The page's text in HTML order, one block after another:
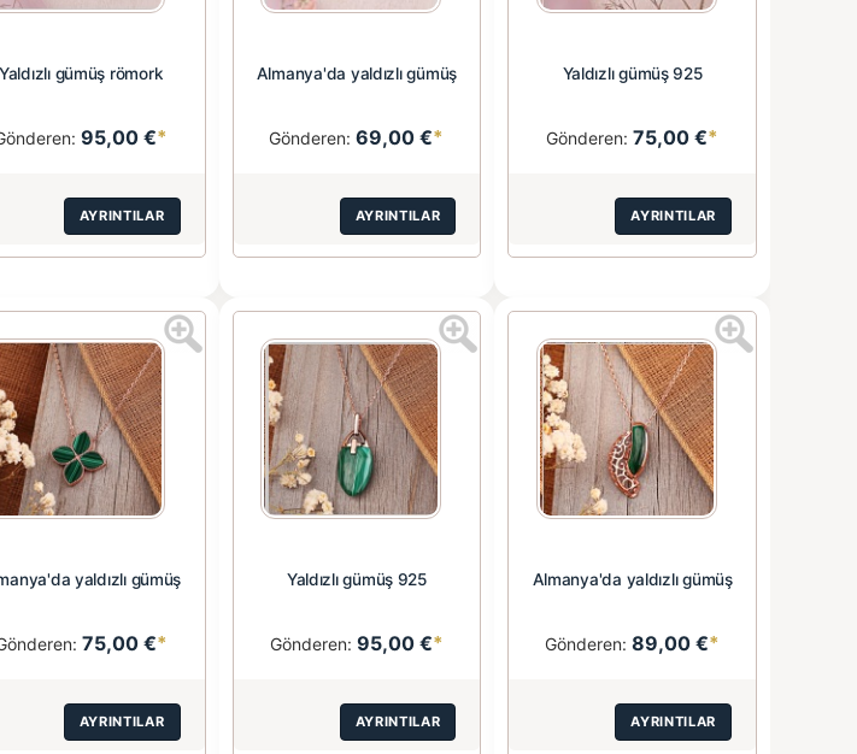
Yaldızlı gümüş römork
95,00 €*
AYRINTILAR
Almanya'da yaldızlı gümüş
Gönderen:69,00 €*
AYRINTILAR
Yaldızlı gümüş 925
Gönderen:75,00 €*
AYRINTILAR
yaldızlı gümüş
75,00 €*
AYRINTILAR
Yaldızlı gümüş 925
Gönderen: 95,00 €*
AYRINTILAR
Almanya'da yaldızlı gümüş
Gönderen:89,00 €*
AYRINTILAR